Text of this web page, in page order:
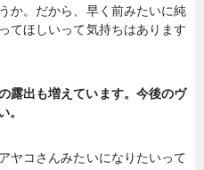
か。だから、早く前みたいに純
てほしいって気持ちはあります
出も増えています。今後のヴ
。
ヤコさんみたいになりたいって